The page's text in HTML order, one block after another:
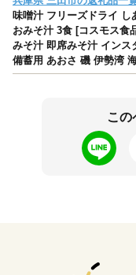
味噌汁 フリーズドライ し
おみそ汁 3食 [コスモス食
みそ汁 即席みそ汁 インス
備蓄用 あおさ 磯 伊勢湾
この